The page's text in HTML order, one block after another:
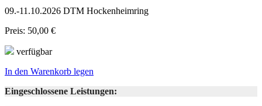
09.-11.10.2026 DTM Hockenheimring
Preis: 50,00 €
verfügbar
In den Warenkorb legen
Eingeschlossene Leistungen: